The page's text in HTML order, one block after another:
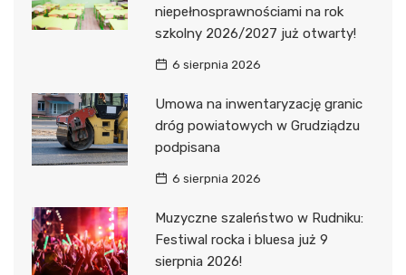
niepełnosprawnościami na rok
szkolny 2026/2027 już otwarty!
6 sierpnia 2026
Umowa na inwentaryzację granic
dróg powiatowych w Grudziądzu
podpisana
6 sierpnia 2026
Muzyczne szaleństwo w Rudniku:
Festiwal rocka i bluesa już 9
sierpnia 2026!